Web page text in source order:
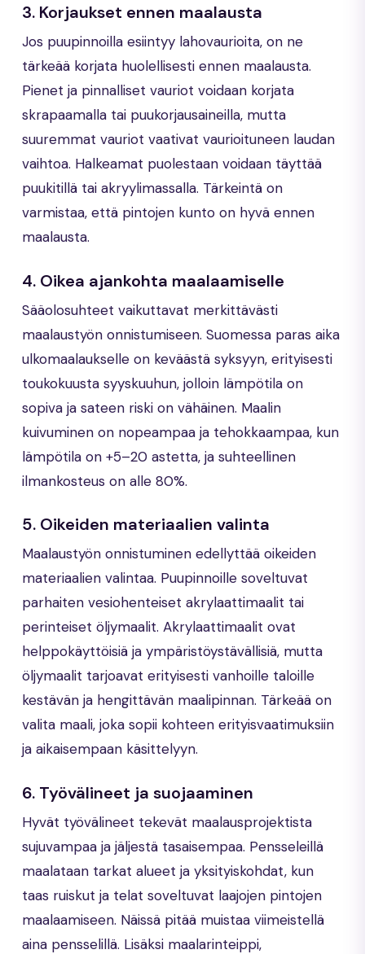
3. Korjaukset ennen maalausta
Jos puupinnoilla esiintyy lahovaurioita, on ne
tärkeää korjata huolellisesti ennen maalausta.
Pienet ja pinnalliset vauriot voidaan korjata
skrapaamalla tai puukorjausaineilla, mutta
suuremmat vauriot vaativat vaurioituneen laudan
vaihtoa. Halkeamat puolestaan voidaan täyttää
puukitillä tai akryylimassalla. Tärkeintä on
varmistaa, että pintojen kunto on hyvä ennen
maalausta.
4. Oikea ajankohta maalaamiselle
Sääolosuhteet vaikuttavat merkittävästi
maalaustyön onnistumiseen. Suomessa paras aika
ulkomaalaukselle on keväästä syksyyn, erityisesti
toukokuusta syyskuuhun, jolloin lämpötila on
sopiva ja sateen riski on vähäinen. Maalin
kuivuminen on nopeampaa ja tehokkaampaa, kun
lämpötila on +5–20 astetta, ja suhteellinen
ilmankosteus on alle 80%.
5. Oikeiden materiaalien valinta
Maalaustyön onnistuminen edellyttää oikeiden
materiaalien valintaa. Puupinnoille soveltuvat
parhaiten vesiohenteiset akrylaattimaalit tai
perinteiset öljymaalit. Akrylaattimaalit ovat
helppokäyttöisiä ja ympäristöystävällisiä, mutta
öljymaalit tarjoavat erityisesti vanhoille taloille
kestävän ja hengittävän maalipinnan. Tärkeää on
valita maali, joka sopii kohteen erityisvaatimuksiin
ja aikaisempaan käsittelyyn.
6. Työvälineet ja suojaaminen
Hyvät työvälineet tekevät maalausprojektista
sujuvampaa ja jäljestä tasaisempaa. Pensseleillä
maalataan tarkat alueet ja yksityiskohdat, kun
taas ruiskut ja telat soveltuvat laajojen pintojen
maalaamiseen. Näissä pitää muistaa viimeistellä
aina pensselillä. Lisäksi maalarinteippi,